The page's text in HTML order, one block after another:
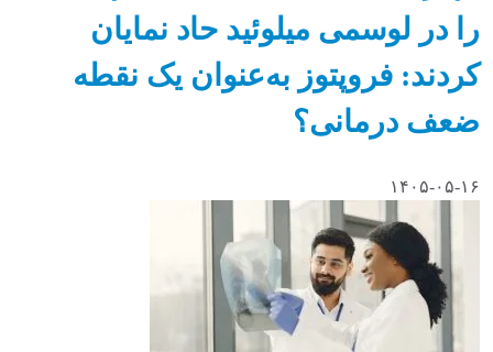
را در لوسمی میلوئید حاد نمایان
کردند: فروپتوز به‌عنوان یک نقطه
ضعف درمانی؟
۱۴۰۵-۰۵-۱۶